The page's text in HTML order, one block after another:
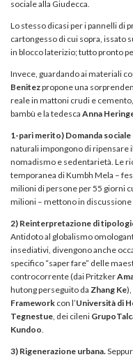
sociale alla Giudecca.
Lo stesso dicasi per i pannelli di
cartongesso di cui sopra, issato
in blocco laterizio; tutto pronto
Invece, guardando ai materiali
Benitezpropone una
reale in mattoni crudi e
bambù e la tedesca Anna
1-pari merito) Domanda
naturali impongono di ripensare
nomadismo e sedentarietà. Le
temporanea di Kumbh Mela –
milioni di persone per 55 giorni
milioni – mettono in discussione
2) Reinterpretazione di
Antidoto al globalismo
insediativi, divengono anche
specifico “saper fare” delle
controcorrente (dai Pritzker
hutong perseguito da Zhang Ke
Framework con l’Università di
Tegnestue , dei cileni
Kundoo
3) Rigenerazione urbana.